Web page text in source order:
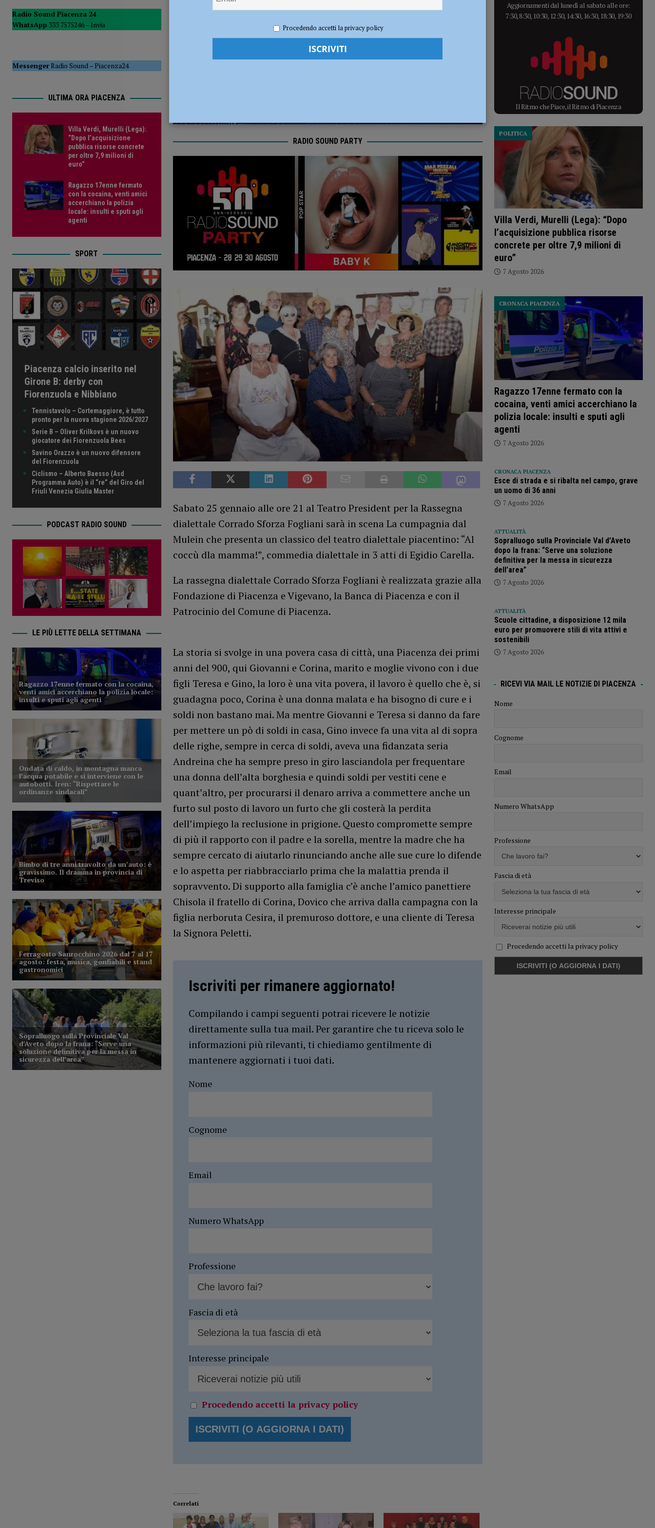
sindacali” ATTUALITÀ
[ 7 Agosto 2026 ] Villa Verdi, Murelli (Lega): “Dopo l’acquisizione pubblica risorse concrete per oltre 7,9 milioni di euro”
Redazione MC Eventi a Piacenza
RADIO SOUND PARTY
Sabato 25 gennaio alle ore 21 al Teatro President per la Rassegna
dialettale Corrado Sforza Fogliani sarà in scena La cumpagnia dal
Mulein che presenta un classico del teatro dialettale piacentino: “Al
coccù dla mamma!”, commedia dialettale in 3 atti di Egidio Carella.
La rassegna dialettale Corrado Sforza Fogliani è realizzata grazie alla
Fondazione di Piacenza e Vigevano, la Banca di Piacenza e con il
Patrocinio del Comune di Piacenza.
La storia si svolge in una povera casa di città, una Piacenza dei primi
anni del 900, qui Giovanni e Corina, marito e moglie vivono con i due
figli Teresa e Gino, la loro è una vita povera, il lavoro è quello che è, si
guadagna poco, Corina è una donna malata e ha bisogno di cure e i
soldi non bastano mai. Ma mentre Giovanni e Teresa si danno da fare
per mettere un pò di soldi in casa, Gino invece fa una vita al di sopra
delle righe, sempre in cerca di soldi, aveva una fidanzata seria
Andreina che ha sempre preso in giro lasciandola per frequentare
una donna dell’alta borghesia e quindi soldi per vestiti cene e
quant’altro, per procurarsi il denaro arriva a commettere anche un
furto sul posto di lavoro un furto che gli costerà la perdita
dell’impiego la reclusione in prigione. Questo compromette sempre
di più il rapporto con il padre e la sorella, mentre la madre che ha
sempre cercato di aiutarlo rinunciando anche alle sue cure lo difende
e lo aspetta per riabbracciarlo prima che la malattia prenda il
sopravvento. Di supporto alla famiglia c’è anche l’amico panettiere
Chisola il fratello di Corina, Dovico che arriva dalla campagna con la
figlia nerboruta Cesira, il premuroso dottore, e una cliente di Teresa
la Signora Peletti.
Iscriviti per rimanere aggiornato!
Compilando i campi seguenti potrai ricevere le notizie
direttamente sulla tua mail. Per garantire che tu riceva solo le
informazioni più rilevanti, ti chiediamo gentilmente di
mantenere aggiornati i tuoi dati.
Nome
Cognome
Email
Numero WhatsApp
Professione
Fascia di età
Interesse principale
Procedendo accetti la privacy policy
Correlati
Radio Sound Piacenza 24
WhatsApp 333 7575246 – Invia
MessengerRadio Sound–Piacenza24
ULTIMA ORA PIACENZA
Villa Verdi, Murelli (Lega):
“Dopo l’acquisizione
pubblica risorse concrete
per oltre 7,9 milioni di
euro”
Ragazzo 17enne fermato
con la cocaina, venti amici
accerchiano la polizia
locale: insulti e sputi agli
agenti
SPORT
Piacenza calcio inserito nel
Girone B: derby con
Fiorenzuola e Nibbiano
Tennistavolo – Cortemaggiore, è tutto
pronto per la nuova stagione 2026/2027
Serie B – Oliver Krilkovs è un nuovo
giocatore dei Fiorenzuola Bees
Savino Orazzo è un nuovo difensore
del Fiorenzuola
Ciclismo – Alberto Baesso (Asd
Programma Auto) è il “re” del Giro del
Friuli Venezia Giulia Master
PODCAST RADIO SOUND
LE PIÙ LETTE DELLA SETTIMANA
Aggiornamenti dal lunedì al sabato alle ore:
7:30, 8:30, 10:30, 12:30, 14:30, 16:30, 18:30, 19:30
Il Ritmo che Piace, il Ritmo di Piacenza
Villa Verdi, Murelli (Lega): “Dopo
l’acquisizione pubblica risorse
concrete per oltre 7,9 milioni di
euro”
POLITICA
7 Agosto 2026
Ragazzo 17enne fermato con la
cocaina, venti amici accerchiano la
polizia locale: insulti e sputi agli
agenti
CRONACA PIACENZA
7 Agosto 2026
CRONACA PIACENZA
Esce di strada e si ribalta nel campo, grave
un uomo di 36 anni
7 Agosto 2026
ATTUALITÀ
Sopralluogo sulla Provinciale Val d’Aveto
dopo la frana: “Serve una soluzione
definitiva per la messa in sicurezza
dell’area”
7 Agosto 2026
ATTUALITÀ
Scuole cittadine, a disposizione 12 mila
euro per promuovere stili di vita attivi e
sostenibili
7 Agosto 2026
RICEVI VIA MAIL LE NOTIZIE DI PIACENZA
Nome
Cognome
Email
Numero WhatsApp
Professione
Fascia di età
Interesse principale
Procedendo accetti la privacy policy
Procedendo accetti la privacy policy